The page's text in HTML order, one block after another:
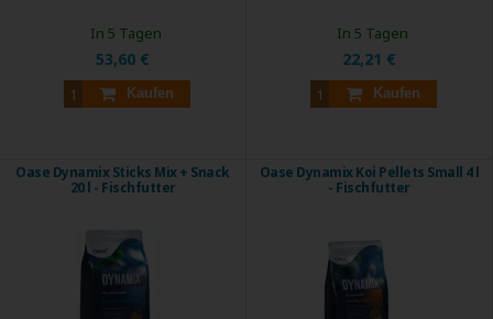
53,60 €
Kaufen
In 5 Tagen
22,21 €
Kaufen
In 5 Tagen
Oase Dynamix Sticks Mix + Snack
20 l - Fischfutter
Oase Dynamix Koi Pellets Small 4 l
- Fischfutter